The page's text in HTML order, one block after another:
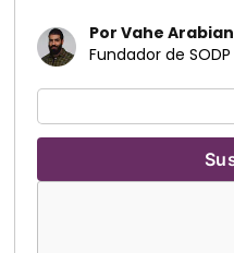
Por Vahe Arabian
Fundador de SODP